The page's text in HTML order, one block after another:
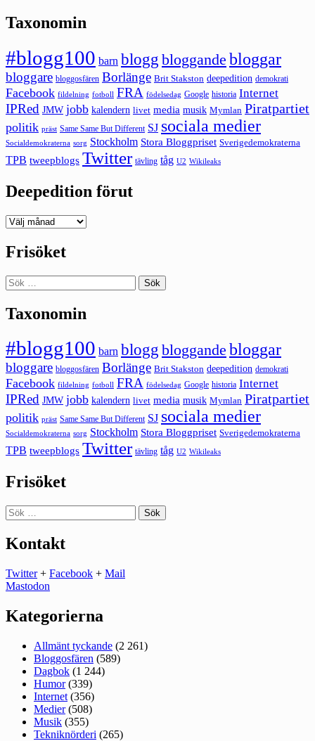
Taxonomin
#blogg100 barn blogg bloggande bloggar
bloggare bloggosfären Borlänge Brit Stakston deepedition demokrati
Facebook fildelning fotboll FRA födelsedag Google historia Internet
IPRed JMW jobb kalendern livet media musik Mymlan Piratpartiet
politik präst Same Same But Different SJ sociala medier
Socialdemokraterna sorg Stockholm Stora Bloggpriset Sverigedemokraterna
TPB tweepblogs Twitter tävling tåg U2 Wikileaks
Deepedition förut
Deepedition
Frisöket
Sök
efter:
Taxonomin
#blogg100 barn blogg bloggande bloggar
bloggare bloggosfären Borlänge Brit Stakston deepedition demokrati
Facebook fildelning fotboll FRA födelsedag Google historia Internet
IPRed JMW jobb kalendern livet media musik Mymlan Piratpartiet
politik präst Same Same But Different SJ sociala medier
Socialdemokraterna sorg Stockholm Stora Bloggpriset Sverigedemokraterna
TPB tweepblogs Twitter tävling tåg U2 Wikileaks
Frisöket
Sök
efter:
Kontakt
Twitter+ Facebook + Mail
Mastodon
Kategorierna
Allmänt tyckande (2 261)
Bloggosfären (589)
Dagbok (1 244)
Humor(339)
Internet (356)
Medier(508)
Musik (355)
Tekniknörderi (265)